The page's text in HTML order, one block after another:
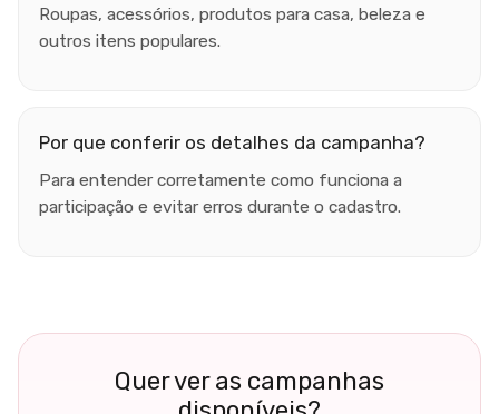
Roupas, acessórios, produtos para casa, beleza e
outros itens populares.
Por que conferir os detalhes da campanha?
Para entender corretamente como funciona a
participação e evitar erros durante o cadastro.
Quer ver as campanhas